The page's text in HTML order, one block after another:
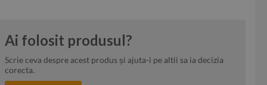
Ai folosit produsul?
Scrie ceva despre acest produs și ajuta-i pe altii sa ia decizia
corecta.